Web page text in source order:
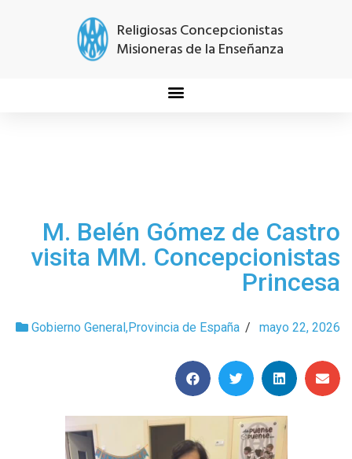
Religiosas Concepcionistas
Misioneras de la Enseñanza
M. Belén Gómez de Castro
visita MM. Concepcionistas
Princesa
Gobierno General,Provincia de España / mayo 22, 2026